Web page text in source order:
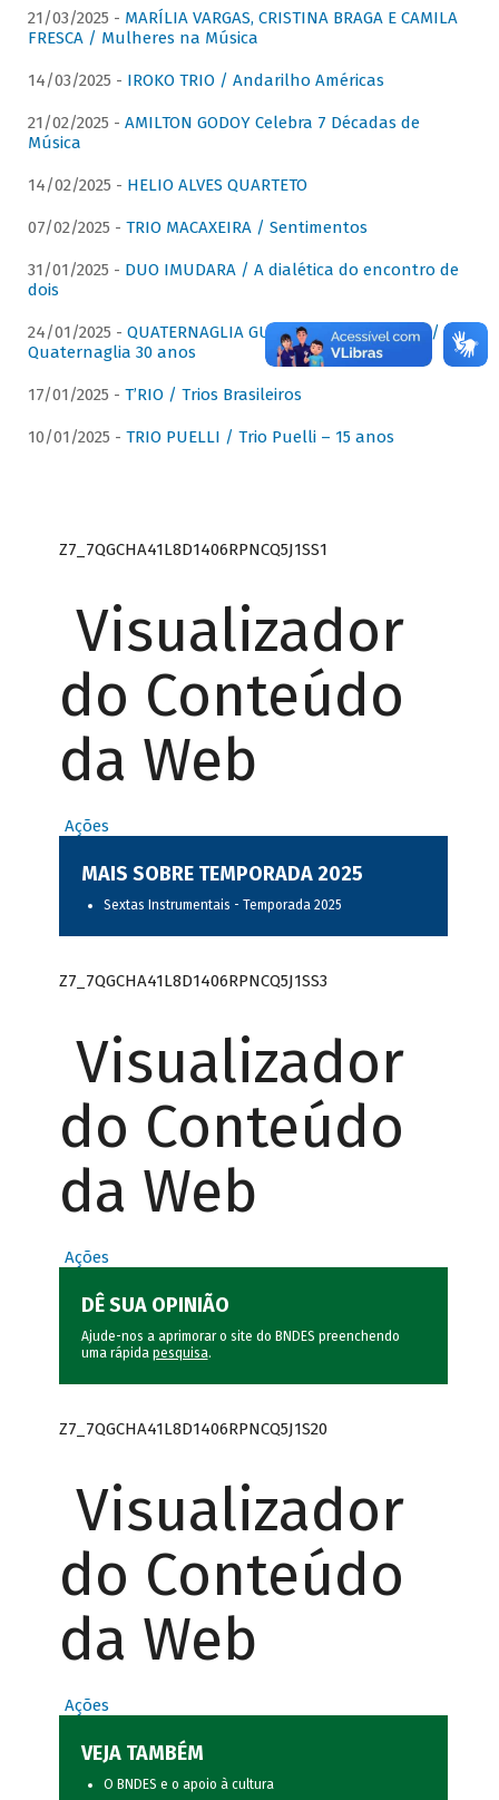
21/03/2025 - MARÍLIA VARGAS, CRISTINA BRAGA E CAMILA
FRESCA / Mulheres na Música
14/03/2025 - IROKO TRIO / Andarilho Américas
21/02/2025 - AMILTON GODOY Celebra 7 Décadas de
Música
14/02/2025 - HELIO ALVES QUARTETO
07/02/2025 - TRIO MACAXEIRA / Sentimentos
31/01/2025 - DUO IMUDARA / A dialética do encontro de
dois
24/01/2025 - QUATERNAGLIA GUITAR QUARTET (QGQ) /
Quaternaglia 30 anos
17/01/2025 - T’RIO / Trios Brasileiros
10/01/2025 - TRIO PUELLI / Trio Puelli – 15 anos
Z7_7QGCHA41L8D1406RPNCQ5J1SS1
Visualizador
do Conteúdo
da Web
Ações
MAIS SOBRE TEMPORADA 2025
Sextas Instrumentais - Temporada 2025
Z7_7QGCHA41L8D1406RPNCQ5J1SS3
Visualizador
do Conteúdo
da Web
Ações
DÊ SUA OPINIÃO
Ajude-nos a aprimorar o site do BNDES preenchendo
uma rápida pesquisa.
Z7_7QGCHA41L8D1406RPNCQ5J1S20
Visualizador
do Conteúdo
da Web
Ações
VEJA TAMBÉM
O BNDES e o apoio à cultura